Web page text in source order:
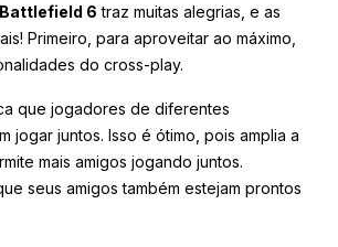
Battlefield 6 traz muitas alegrias, e as
Primeiro, para aproveitar ao máximo,
do cross-play.
que jogadores de diferentes
jogar juntos. Isso é ótimo, pois amplia a
mais amigos jogando juntos.
seus amigos também estejam prontos